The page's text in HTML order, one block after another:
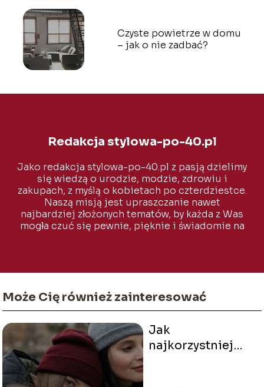
Czyste powietrze w domu
– jak o nie zadbać?
Redakcja stylowa-po-40.pl
Jako redakcja stylowa-po-40.pl z pasją dzielimy
się wiedzą o urodzie, modzie, zdrowiu i
zakupach, z myślą o kobietach po czterdziestce.
Naszą misją jest upraszczanie nawet
najbardziej złożonych tematów, by każda z Was
mogła czuć się pewnie, pięknie i świadomie na
Może Cię również zainteresować
Jak
najkorzystniej